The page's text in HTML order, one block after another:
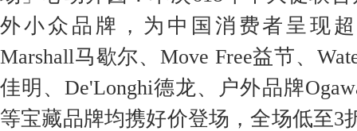
外小众品牌，为中国消费者呈现
Marshall马歇尔、Move Free益节、
佳明、De'Longhi德龙、户外品牌
等宝藏品牌均携好价登场，全场低至3